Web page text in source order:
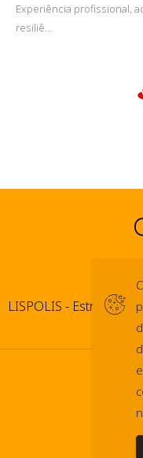
Experiência profissional,
resiliê...
LISPOLIS - Estrada do